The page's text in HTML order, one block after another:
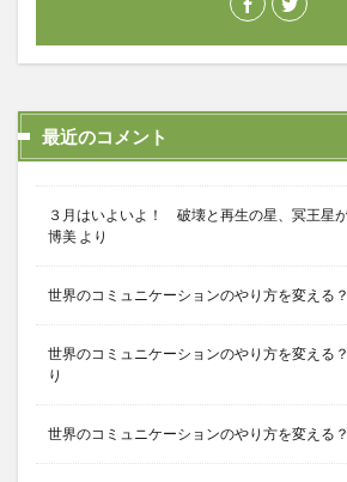
最近のコメント
３月はいよいよ！ 破壊と再生の星、冥王星
博美 より
世界のコミュニケーションのやり方を変える？
世界のコミュニケーションのやり方を変える？
り
世界のコミュニケーションのやり方を変える？